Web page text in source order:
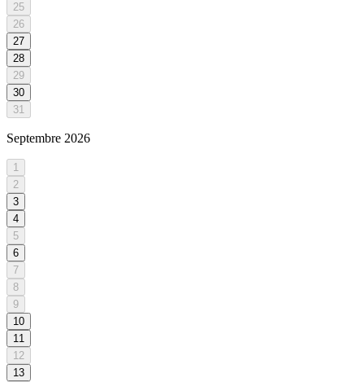
25
26
27
28
29
30
31
Septembre 2026
1
2
3
4
5
6
7
8
9
10
11
12
13